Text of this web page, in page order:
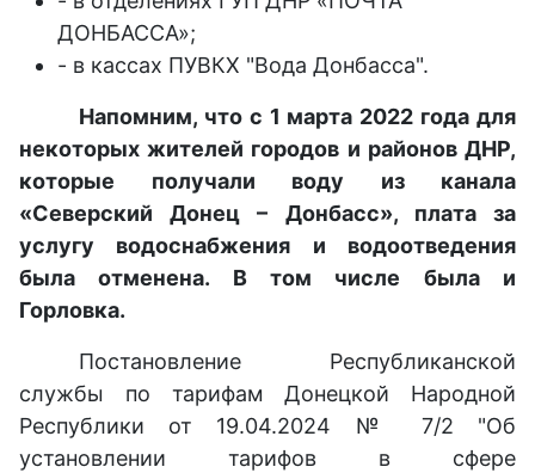
ДОНБАССА»;
- в кассах ПУВКХ "Вода Донбасса".
Напомним, что с 1 марта 2022 года для
некоторых жителей городов и районов ДНР,
которые получали воду из канала
«Северский Донец – Донбасс», плата за
услугу водоснабжения и водоотведения
была отменена. В том числе была и
Горловка.
Постановление Республиканской
службы по тарифам Донецкой Народной
Республики от 19.04.2024 № 7/2 "Об
установлении тарифов в сфере